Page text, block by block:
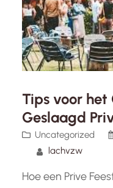
Tips voor het
Geslaagd
Uncategorized
lachvzw
Hoe een Prive